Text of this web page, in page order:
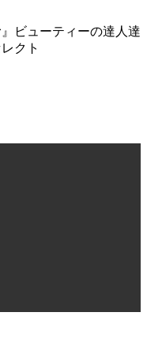
ビューティーの達人達
クト